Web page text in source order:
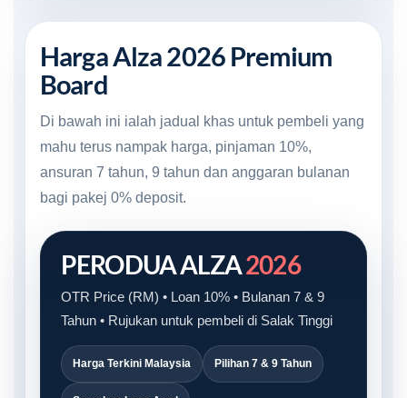
Harga Alza 2026 Premium
Board
Di bawah ini ialah jadual khas untuk pembeli yang
mahu terus nampak harga, pinjaman 10%,
ansuran 7 tahun, 9 tahun dan anggaran bulanan
bagi pakej 0% deposit.
PERODUA ALZA2026
OTR Price (RM) • Loan 10% • Bulanan 7 & 9
Tahun • Rujukan untuk pembeli di Salak Tinggi
Harga Terkini Malaysia Pilihan 7 & 9 Tahun